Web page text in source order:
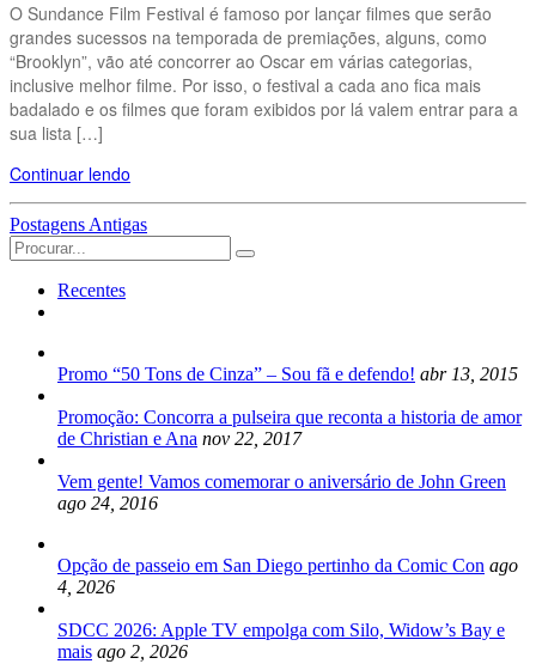
O Sundance Film Festival é famoso por lançar filmes que serão
grandes sucessos na temporada de premiações, alguns, como
“Brooklyn”, vão até concorrer ao Oscar em várias categorias,
inclusive melhor filme. Por isso, o festival a cada ano fica mais
badalado e os filmes que foram exibidos por lá valem entrar para a
sua lista […]
Continuar lendo
Navegação
das
Postagens
Postagens Antigas
Search
for:
Recentes
Promo “50 Tons de Cinza” – Sou fã e defendo! abr 13, 2015
Promoção: Concorra a pulseira que reconta a historia de amor
de Christian e Ana nov 22, 2017
Vem gente! Vamos comemorar o aniversário de John Green
ago 24, 2016
Opção de passeio em San Diego pertinho da Comic Con ago
4, 2026
SDCC 2026: Apple TV empolga com Silo, Widow’s Bay e
mais ago 2, 2026